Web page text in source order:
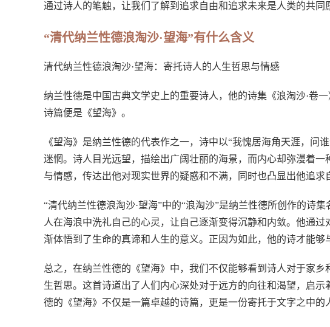
通过诗人的笔触，让我们了解到追求自由和追求未来是人类的共同
“清代纳兰性德浪淘沙·望海”有什么含义
清代纳兰性德浪淘沙·望海：寄托诗人的人生哲思与情感
纳兰性德是中国古典文学史上的重要诗人，他的诗集《浪淘沙·卷
诗篇便是《望海》。
《望海》是纳兰性德的代表作之一，诗中以“我愧居海角天涯，问
迷惘。诗人目光远望，描绘出广阔壮丽的海景，而内心却弥漫着
与情感，传达出他对现实世界的疑惑和不满，同时也凸显出他追求
“清代纳兰性德浪淘沙·望海”中的“浪淘沙”是纳兰性德所创作的诗
人在海浪中洗礼自己的心灵，让自己逐渐变得沉静和内敛。他通
渐体悟到了生命的真谛和人生的意义。正因为如此，他的诗才能够
总之，在纳兰性德的《望海》中，我们不仅能够看到诗人对于家
生哲思。这首诗道出了人们内心深处对于远方的向往和渴望，启
德的《望海》不仅是一篇卓越的诗篇，更是一份寄托于文字之中的